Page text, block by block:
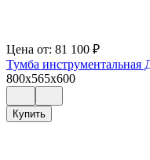
Цена от: 81 100 ₽
Тумба
800x565x600
Купить